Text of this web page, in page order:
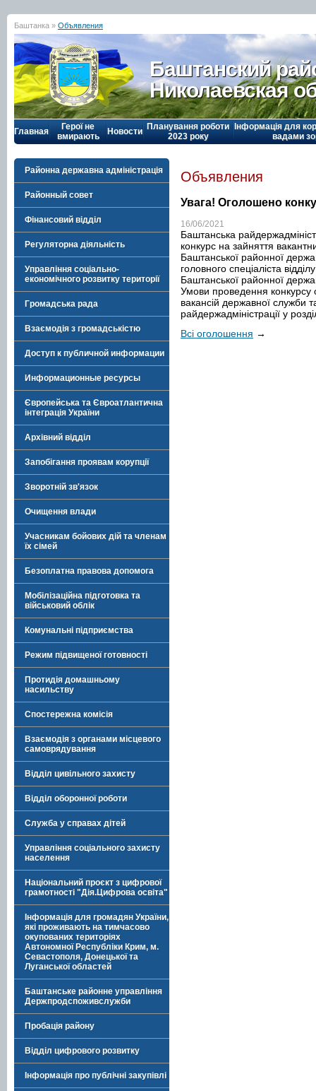
Баштанка » Объявления
Баштанский
Николаевская
Главная
Герої не
вмирають
Новости Планування роботи
2023 року
Інформація для
вадами
Районна державна адміністрація
Районный совет
Фінансовий відділ
Регуляторна діяльність
Управління соціально-
економічного розвитку території
Громадська рада
Взаємодія з громадськістю
Доступ к публичной информации
Информационные ресурсы
Європейська та Євроатлантична
інтеграція України
Архівний відділ
Запобігання проявам корупції
Зворотній зв'язок
Очищення влади
Учасникам бойових дій та членам
їх сімей
Безоплатна правова допомога
Мобілізаційна підготовка та
військовий облік
Комунальні підприємства
Режим підвищеної готовності
Протидія домашньому
насильству
Спостережна комісія
Взаємодія з органами місцевого
самоврядування
Відділ цивільного захисту
Відділ оборонної роботи
Служба у справах дітей
Управління соціального захисту
населення
Національний проєкт з цифрової
грамотності "Дія.Цифрова освіта"
Інформація для громадян України,
які проживають на тимчасово
окупованих територіях
Автономної Республіки Крим, м.
Севастополя, Донецької та
Луганської областей
Баштанське районне управління
Держпродспоживслужби
Пробація району
Відділ цифрового розвитку
Інформація про публічні закупівлі
Объявления
Увага! Оголошено
16/06/2021
Баштанська
конкурс на зайняття
Баштанської районної
головного спеціаліста
Баштанської районної
Умови проведення
вакансій державної служби
райдержадміністрації у
Всі оголошення →